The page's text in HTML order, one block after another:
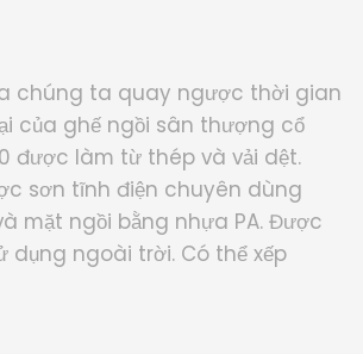
chúng ta quay ngược thời gian
của ghế ngồi sân thượng cổ
được làm từ thép và vải dệt.
sơn tĩnh điện chuyên dùng
mặt ngồi bằng nhựa PA. Được
dụng ngoài trời. Có thể xếp